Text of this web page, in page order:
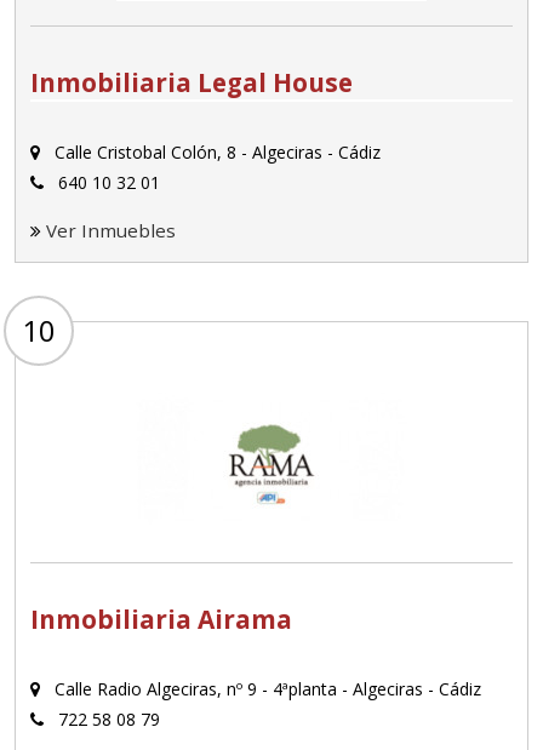
Inmobiliaria Legal House
Calle Cristobal Colón, 8 - Algeciras - Cádiz
640 10 32 01
Ver Inmuebles
10
Inmobiliaria Airama
Calle Radio Algeciras, nº 9 - 4ªplanta - Algeciras - Cádiz
722 58 08 79